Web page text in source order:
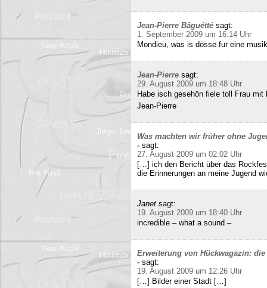
Jean-Pierre Bâguétté sagt:
1. September 2009 um 16:14 Uhr
Mondieu, was is dösse fur eine
Jean-Pierre sagt:
29. August 2009 um 18:48 Uhr
Habe isch gesehön fiele toll Frau
Jean-Pierre
Was machten wir früher ohne
- sagt:
27. August 2009 um 02:02 Uhr
[…] ich den Bericht über das
die Erinnerungen an meine Jugend
Janet sagt:
19. August 2009 um 18:40 Uhr
incredible – what a sound –
Erweiterung von Hückwagazin:
- sagt:
19. August 2009 um 12:26 Uhr
[…] Bilder einer Stadt […]